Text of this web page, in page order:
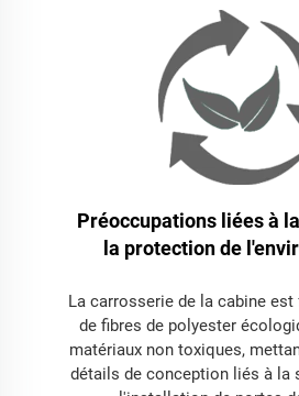
Préoccupations liées à
la protection de
La carrosserie de la cabine
de fibres de polyester
matériaux non toxiques,
détails de conception liés à la